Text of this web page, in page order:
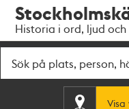
navigationen
huvudinnehållet
Historia i ord, ljud
Visa